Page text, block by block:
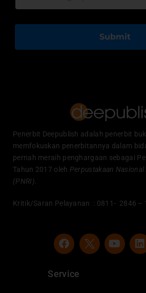
Submit
Penerbit Deepublish adalah penerbit
memfokuskan penerbitannya dalam
pernah meraih penghargaan sebagai
Tahun 2017 oleh Perpustakaan
(PNRI).
Kritik/Saran Pelayanan : 0811- 2846 –
F
a
e
b
Y
o
L
i
Service